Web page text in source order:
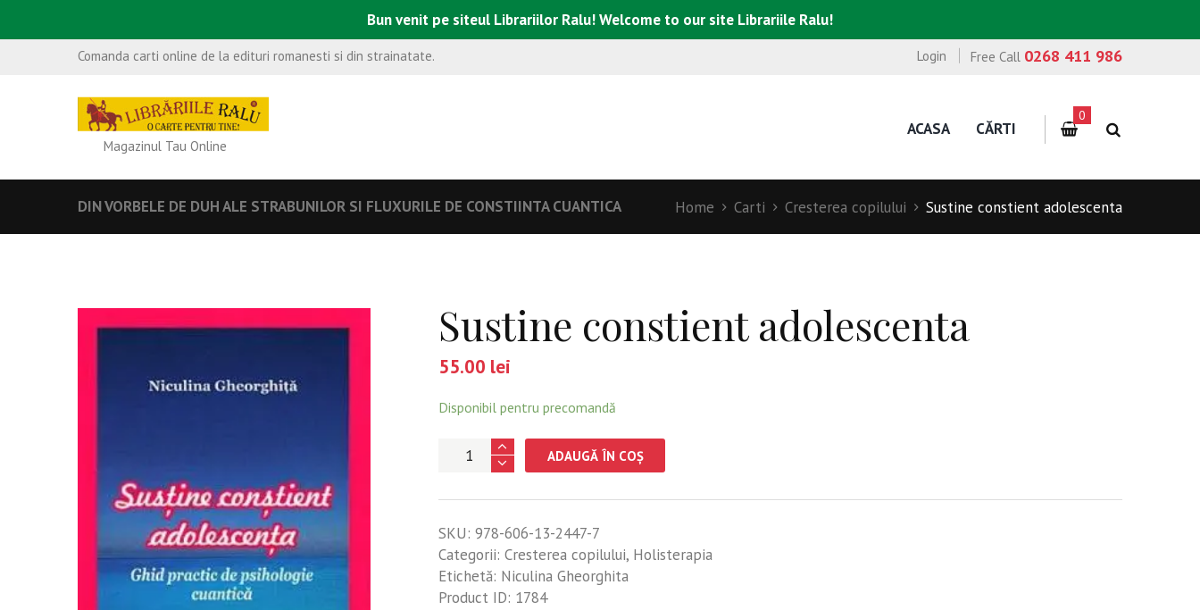
Bun venit pe siteul Librariilor Ralu! Welcome to our site Librariile Ralu!
Comanda carti online de la edituri romanesti si din strainatate. Free Call 0268 411 986
Login
Magazinul Tau Online
ACASA CĂRTI
0
DIN VORBELE DE DUH ALE STRABUNILOR SI FLUXURILE DE CONSTIINTA CUANTICA Home Carti Cresterea copilului Sustine constient adolescenta
Sustine constient adolescenta
55.00 lei
Disponibil pentru precomandă
Cantitate
ADAUGĂ ÎN COȘ
SKU: 978-606-13-2447-7
Categorii: Cresterea copilului, Holisterapia
Etichetă: Niculina Gheorghita
Product ID: 1784